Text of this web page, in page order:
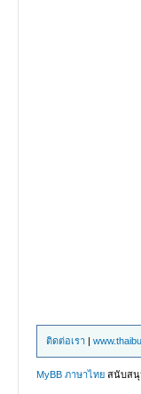
ติดต่อเรา |
MyBB ภาษาไทย สนับส